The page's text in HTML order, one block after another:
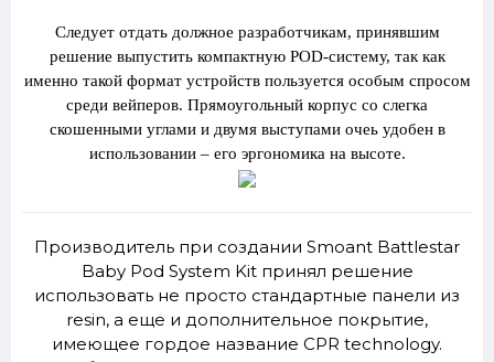
Следует отдать должное разработчикам, принявшим
решение выпустить компактную POD-систему, так как
именно такой формат устройств пользуется особым спросом
среди вейперов. Прямоугольный корпус со слегка
скошенными углами и двумя выступами очеь удобен в
использовании – его эргономика на высоте.
Производитель при создании Smoant Battlestar
Baby Pod System Kit принял решение
использовать не просто стандартные панели из
resin, а еще и дополнительное покрытие,
имеющее гордое название CPR technology.